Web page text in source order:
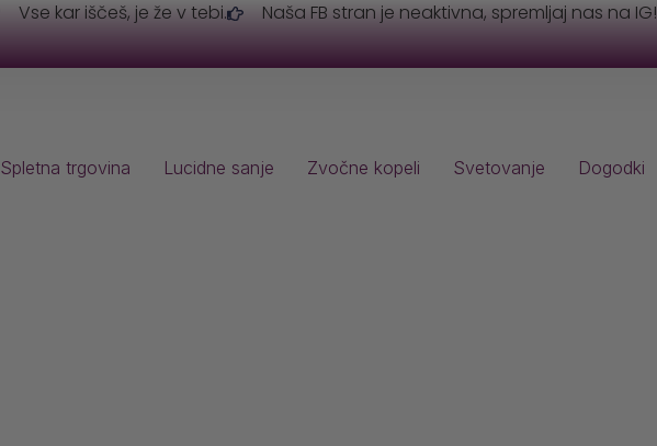
Vse kar iščeš, je že v tebi. Naša FB stran je neaktivna, spremljaj nas na IG!
Spletna trgovina Lucidne sanje Zvočne kopeli Svetovanje Dogodki